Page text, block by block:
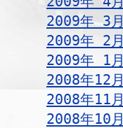
2009年 3月
2009年 2月
2009年 1月
2008年12月
2008年11月
2008年10月